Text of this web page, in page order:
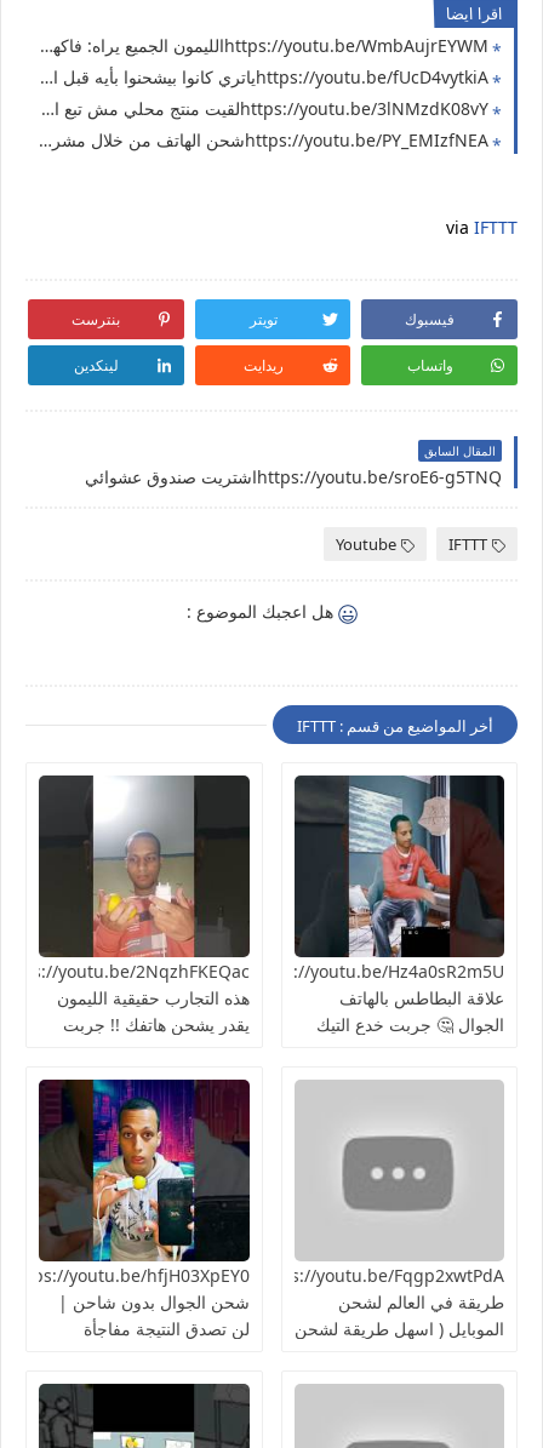
اقرا ايضا
https://youtu.be/WmbAujrEYWMالليمون الجميع يراه: فاكهة / مؤمن يراه: باوربانك (اخر فيديو بالسلسلة)
https://youtu.be/fUcD4vytkiAياتري كانوا بيشحنوا بأيه قبل اختراع الشواحن ( حل مشكلة انقطاع الكهرباء #16 )
https://youtu.be/3lNMzdK08vYلقيت منتج محلي مش تبع المقاطعة والستيم بتاعه قوي لدرجة انه ممكن يشحن الهاتف (حل مشكلة الكهرباء 15)
https://youtu.be/PY_EMIzfNEAشحن الهاتف من خلال مشروب شعير فيروز ( منتج محلي مش تبع المقاطعة ) حل مشكلة انقطاع الكهرباء 14
via IFTTT
فيسبوك تويتر بنترست
واتساب ريدايت لينكدين
المقال السابق
https://youtu.be/sroE6-g5TNQاشتريت صندوق عشوائي
IFTTT
Youtube
هل اعجبك الموضوع :
أخر المواضيع من قسم : IFTTT
https://youtu.be/Hz4a0sR2m5Uما
علاقة البطاطس بالهاتف
الجوال 🤔 جربت خدع التيك
هذه التجارب حقيقية الليمون
يقدر يشحن هاتفك !! جربت
https://youtu.be/Fqgp2xwtPdAأغرب
طريقة في العالم لشحن
الموبايل ( اسهل طريقة لشحن
هتنجح؟
شحن الجوال بدون شاحن |
لن تصدق النتيجة مفاجأة